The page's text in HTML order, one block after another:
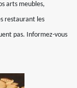
arts meubles,
restaurant les
pas. Informez-vous